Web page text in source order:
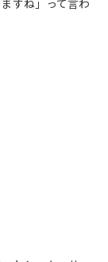
すね」って言わ